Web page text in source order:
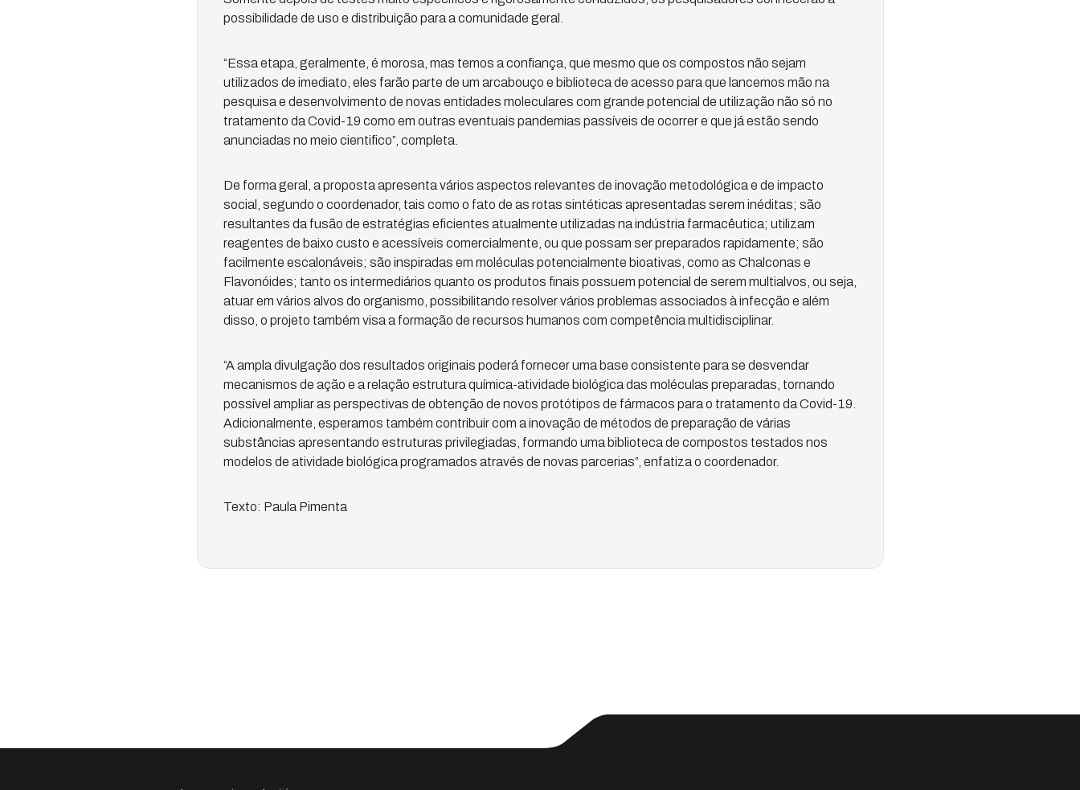
possibilidade de uso e distribuição para a comunidade geral.
“Essa etapa, geralmente, é morosa, mas temos a confiança, que mesmo que os compostos não sejam
utilizados de imediato, eles farão parte de um arcabouço e biblioteca de acesso para que lancemos mão na
pesquisa e desenvolvimento de novas entidades moleculares com grande potencial de utilização não só no
tratamento da Covid-19 como em outras eventuais pandemias passíveis de ocorrer e que já estão sendo
anunciadas no meio cientifico”, completa.
De forma geral, a proposta apresenta vários aspectos relevantes de inovação metodológica e de impacto
social, segundo o coordenador, tais como o fato de as rotas sintéticas apresentadas serem inéditas; são
resultantes da fusão de estratégias eficientes atualmente utilizadas na indústria farmacêutica; utilizam
reagentes de baixo custo e acessíveis comercialmente, ou que possam ser preparados rapidamente; são
facilmente escalonáveis; são inspiradas em moléculas potencialmente bioativas, como as Chalconas e
Flavonóides; tanto os intermediários quanto os produtos finais possuem potencial de serem multialvos, ou seja,
atuar em vários alvos do organismo, possibilitando resolver vários problemas associados à infecção e além
disso, o projeto também visa a formação de recursos humanos com competência multidisciplinar.
“A ampla divulgação dos resultados originais poderá fornecer uma base consistente para se desvendar
mecanismos de ação e a relação estrutura química-atividade biológica das moléculas preparadas, tornando
possível ampliar as perspectivas de obtenção de novos protótipos de fármacos para o tratamento da Covid-19.
Adicionalmente, esperamos também contribuir com a inovação de métodos de preparação de várias
substâncias apresentando estruturas privilegiadas, formando uma biblioteca de compostos testados nos
modelos de atividade biológica programados através de novas parcerias”, enfatiza o coordenador.
Texto: Paula Pimenta